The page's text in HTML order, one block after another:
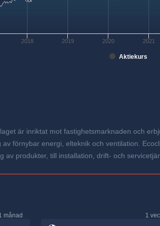
Aktiekurs
2018 2019 2020 2021
är inriktat mot fastighetsmarknaden och
förnybar energi, elteknik och ventilation.
av produkter, till installation, drift- och
månad
1